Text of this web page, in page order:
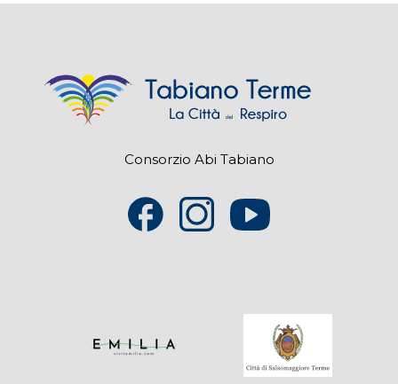
Consorzio Abi Tabiano